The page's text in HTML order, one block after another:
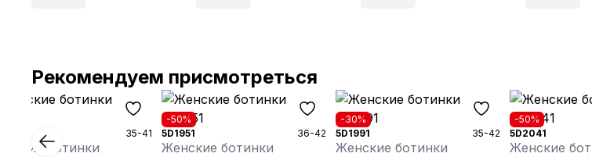
Рекомендуем присмотреться
35-41
ботинки
-50%
5D1951
36-42
Женские ботинки
-30%
5D1991
35-42
Женские ботинки
-50%
5D2041
Женские